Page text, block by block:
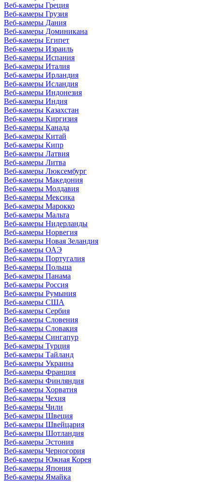
Веб-камеры Греция
Веб-камеры Грузия
Веб-камеры Дания
Веб-камеры Доминикана
Веб-камеры Египет
Веб-камеры Израиль
Веб-камеры Испания
Веб-камеры Италия
Веб-камеры Ирландия
Веб-камеры Исландия
Веб-камеры Индонезия
Веб-камеры Индия
Веб-камеры Казахстан
Веб-камеры Киргизия
Веб-камеры Канада
Веб-камеры Китай
Веб-камеры Кипр
Веб-камеры Латвия
Веб-камеры Литва
Веб-камеры Люксембург
Веб-камеры Македония
Веб-камеры Молдавия
Веб-камеры Мексика
Веб-камеры Марокко
Веб-камеры Мальта
Веб-камеры Нидерланды
Веб-камеры Норвегия
Веб-камеры Новая Зеландия
Веб-камеры ОАЭ
Веб-камеры Португалия
Веб-камеры Польша
Веб-камеры Панама
Веб-камеры Россия
Веб-камеры Румыния
Веб-камеры США
Веб-камеры Сербия
Веб-камеры Словения
Веб-камеры Словакия
Веб-камеры Сингапур
Веб-камеры Турция
Веб-камеры Тайланд
Веб-камеры Украина
Веб-камеры Франция
Веб-камеры Финляндия
Веб-камеры Хорватия
Веб-камеры Чехия
Веб-камеры Чили
Веб-камеры Швеция
Веб-камеры Швейцария
Веб-камеры Шотландия
Веб-камеры Эстония
Веб-камеры Черногория
Веб-камеры Южная Корея
Веб-камеры Япония
Веб-камеры Ямайка